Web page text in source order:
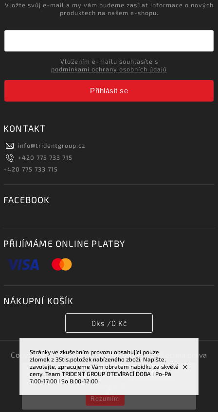
Vstupem na tuto stránku souhlasíte se sběrem cookies.
Více informací najdete v článkupodmínky ochrany
osobních údajů
Rozumím
Stránky ve zkušebním provozu obsahující pouze
zlomek z 35tis.položek nabízeného zboží. Napište,
zavolejte, zpracujeme Vám obratem nabídku za skvělé
ceny. Team TRIDENT GROUP OTEVÍRACÍ DOBA ǀ Po-Pá
7:00-17:00 ǀ So 8:00-12:00
Vložte svůj e-mail a my vám budeme zasílat informace o nových
produktech na našem e-shopu.
podmínkami ochrany osobních údajů
Přihlásit se
KONTAKT
info@tridentgroup.cz
+420 775 733 715
+420 775 733 715
FACEBOOK
PŘIJÍMÁME ONLINE PLATBY
NÁKUPNÍ KOŠÍK
0ks /0 Kč
Copyright 2026TRIDENT GROUP 007 s.r.o.. Všechna práva
vyhrazena.
VytvořilShoptet| DesignShoptak.cz.